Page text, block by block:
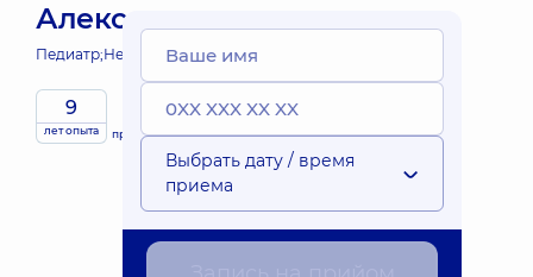
Александрович
Педиатр;Невролог детский;
9
лет опыта
принимает
услуги
Выбрать дату / время
приема